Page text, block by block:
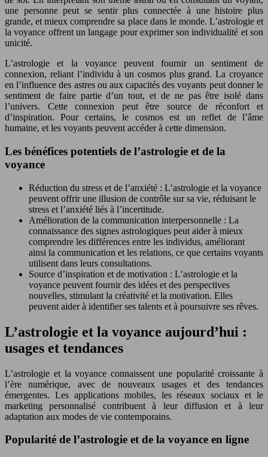
une personne peut se sentir plus connectée à une histoire plus
grande, et mieux comprendre sa place dans le monde. L’astrologie et
la voyance offrent un langage pour exprimer son individualité et son
unicité.
L’astrologie et la voyance peuvent fournir un sentiment de
connexion, reliant l’individu à un cosmos plus grand. La croyance
en l’influence des astres ou aux capacités des voyants peut donner le
sentiment de faire partie d’un tout, et de ne pas être isolé dans
l’univers. Cette connexion peut être source de réconfort et
d’inspiration. Pour certains, le cosmos est un reflet de l’âme
humaine, et les voyants peuvent accéder à cette dimension.
Les bénéfices potentiels de l’astrologie et de la
voyance
Réduction du stress et de l’anxiété : L’astrologie et la voyance
peuvent offrir une illusion de contrôle sur sa vie, réduisant le
stress et l’anxiété liés à l’incertitude.
Amélioration de la communication interpersonnelle : La
connaissance des signes astrologiques peut aider à mieux
comprendre les différences entre les individus, améliorant
ainsi la communication et les relations, ce que certains voyants
utilisent dans leurs consultations.
Source d’inspiration et de motivation : L’astrologie et la
voyance peuvent fournir des idées et des perspectives
nouvelles, stimulant la créativité et la motivation. Elles
peuvent aider à identifier ses talents et à poursuivre ses rêves.
L’astrologie et la voyance aujourd’hui :
usages et tendances
L’astrologie et la voyance connaissent une popularité croissante à
l’ère numérique, avec de nouveaux usages et des tendances
émergentes. Les applications mobiles, les réseaux sociaux et le
marketing personnalisé contribuent à leur diffusion et à leur
adaptation aux modes de vie contemporains.
Popularité de l’astrologie et de la voyance en ligne